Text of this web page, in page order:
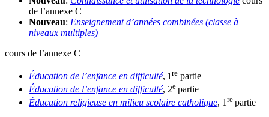
de l’annexe C
Nouveau: Enseignement d’années combinées (classe à
niveaux multiples)
cours de l’annexe C
Éducation de l’enfance en difficulté, 1 re partie
Éducation de l’enfance en difficulté, 2e partie
Éducation religieuse en milieu scolaire catholique, 1re partie